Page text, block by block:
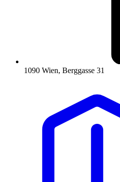
1090 Wien, Berggasse 31